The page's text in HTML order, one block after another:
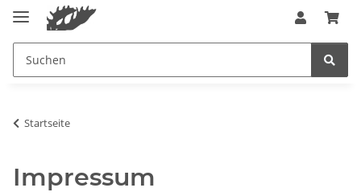
Startseite
Impressum